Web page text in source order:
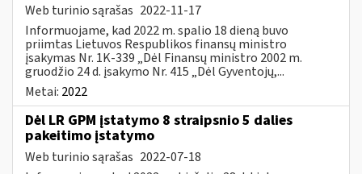
Web turinio sąrašas 2022-11-17
Informuojame, kad 2022 m. spalio 18 dieną buvo
priimtas Lietuvos Respublikos finansų ministro
įsakymas Nr. 1K-339 „Dėl Finansų ministro 2002 m.
gruodžio 24 d. įsakymo Nr. 415 „Dėl Gyventojų,...
Metai: 2022
Dėl LR GPM įstatymo 8 straipsnio 5 dalies
pakeitimo įstatymo
Web turinio sąrašas 2022-07-18